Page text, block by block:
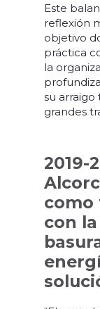
Este
reflexión
objetivo
práctica
la
su arraigo
grandes
2019-
como
con